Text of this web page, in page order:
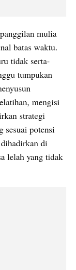
mulia
batas waktu.
tidak serta-
tumpukan
mengisi
strategi
sesuai potensi
di
lelah yang tidak